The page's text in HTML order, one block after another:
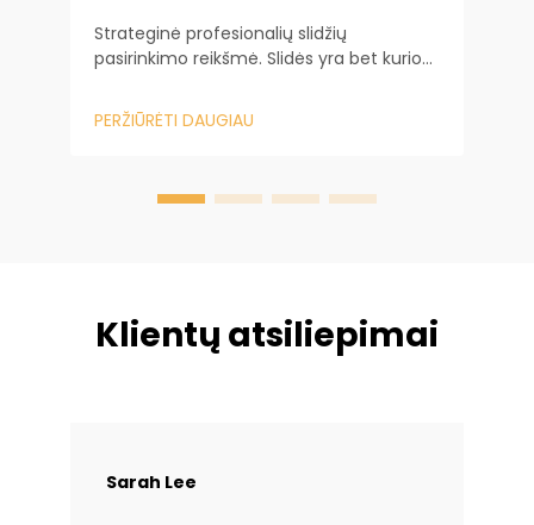
Strateginė profesionalių slidžių
pasirinkimo reikšmė. Slidės yra bet kurio
pagrindinis pritraukiamasis elementas,
kuris ilgai laiko vaikus užsiėmusius.
PERŽIŪRĖTI DAUGIAU
Klientų atsiliepimai
Sarah Lee